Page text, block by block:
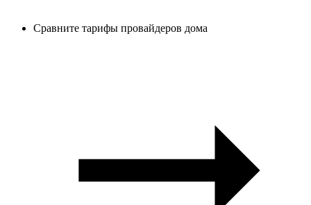
Сравните тарифы провайдеров дома